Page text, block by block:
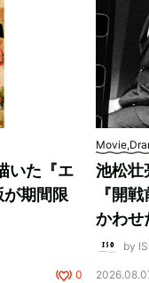
いた『エ
期間限
0
池松壮
『開
かわせ
by